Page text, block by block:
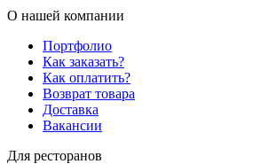
О нашей компании
Портфолио
Как заказать?
Как оплатить?
Возврат товара
Доставка
Вакансии
Для ресторанов